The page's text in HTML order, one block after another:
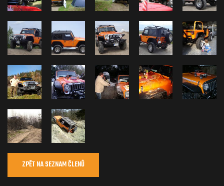
ZPĚT NA SEZNAM ČLENŮ